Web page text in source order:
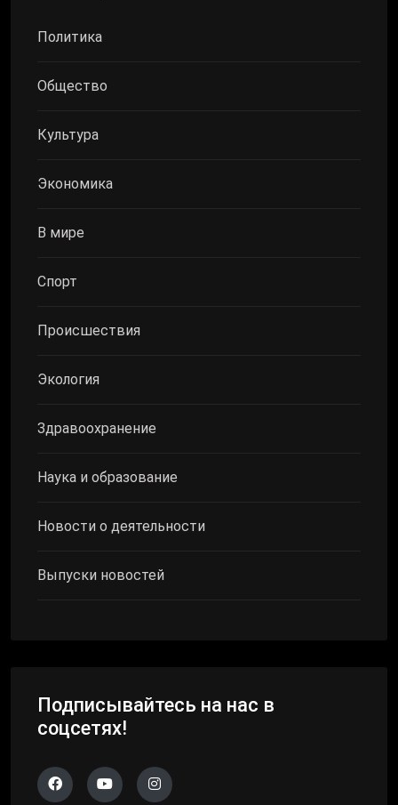
Политика
Общество
Культура
Экономика
В мире
Спорт
Происшествия
Экология
Здравоохранение
Наука и образование
Новости о деятельности
Выпуски новостей
Подписывайтесь на нас в
соцсетях!